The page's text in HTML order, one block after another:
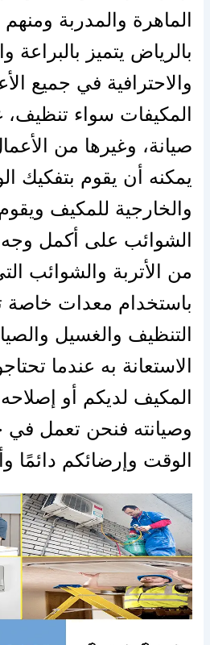
الماهرة والمدربة
بالرياض يتميز بالبراعة
والاحترافية في جميع
المكيفات سواء
صيانة، وغيرها من
يمكنه أن يقوم بتفكيك
والخارجية للمكيف
الشوائب على أكمل
من الأتربة والشوائب
باستخدام معدات خاصة
التنظيف والغسيل
الاستعانة به عندما
المكيف لديكم أو
وصيانته فنحن تعمل
الوقت وإرضائكم دائمًا